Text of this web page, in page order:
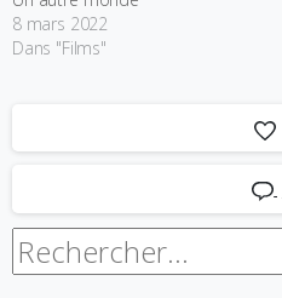
8 mars 2022
Dans "Films"
Rechercher :